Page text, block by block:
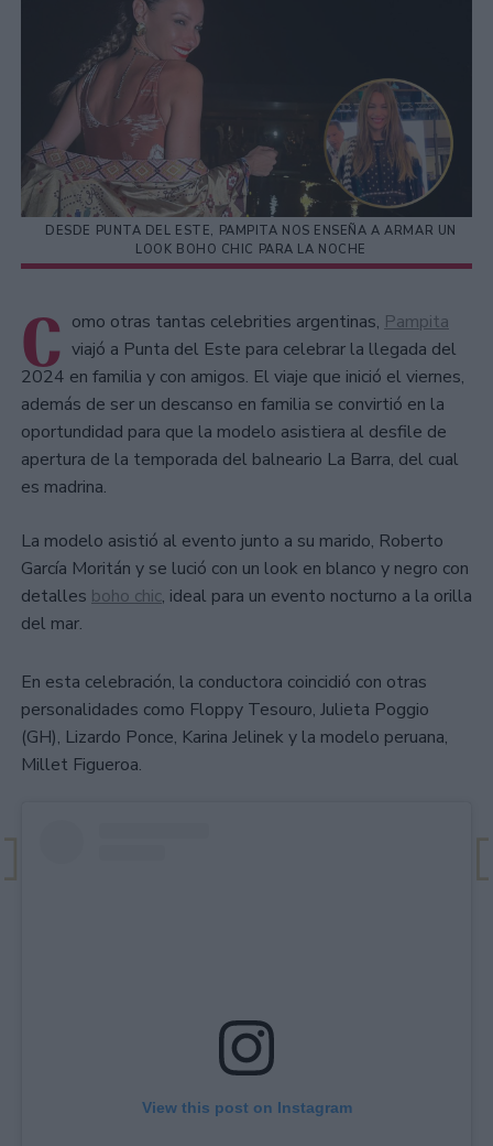
DESDE PUNTA DEL ESTE, PAMPITA NOS ENSEÑA A ARMAR UN
LOOK BOHO CHIC PARA LA NOCHE
C omo otras tantas celebrities argentinas, Pampita
viajó a Punta del Este para celebrar la llegada del
2024 en familia y con amigos. El viaje que inició el viernes,
además de ser un descanso en familia se convirtió en la
oportundidad para que la modelo asistiera al desfile de
apertura de la temporada del balneario La Barra, del cual
es madrina.
La modelo asistió al evento junto a su marido, Roberto
García Moritán y se lució con un look en blanco y negro con
detalles boho chic, ideal para un evento nocturno a la orilla
del mar.
En esta celebración, la conductora coincidió con otras
personalidades como Floppy Tesouro, Julieta Poggio
(GH), Lizardo Ponce, Karina Jelinek y la modelo peruana,
Millet Figueroa.
View this post on Instagram